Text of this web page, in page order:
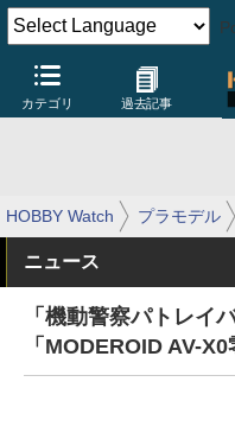
カテゴリ 過去記事
HOBBY Watch プラモデル
ニュース
「機動警察パトレイ
「MODEROID AV-